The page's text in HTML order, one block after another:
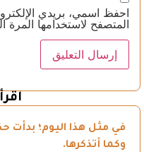
احفظ اسمي، بريدي
المتصفح لاستخدامها المرة
في مثل هذا اليوم؛ بدأت
وكما أتذكرها.